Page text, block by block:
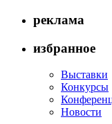
реклама
избранное
Выставки
Конкурсы
Новости